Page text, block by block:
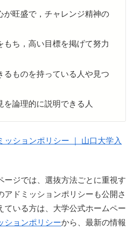
が旺盛で，チャレンジ精神の
もち，高い目標を掲げて努力
るものを持っている人や見つ
を論理的に説明できる人
ションポリシー ｜ 山口大学入
ージでは、選抜方法ごとに重視す
アドミッションポリシーも公開さ
ている方は、大学公式ホームペー
ションポリシーから、最新の情報